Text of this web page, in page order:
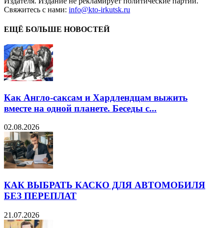
Свяжитесь с нами: info@kto-irkutsk.ru
ЕЩЁ БОЛЬШЕ НОВОСТЕЙ
Как Англо-саксам и Хардлендцам выжить
вместе на одной планете. Беседы с...
02.08.2026
КАК ВЫБРАТЬ КАСКО ДЛЯ АВТОМОБИЛЯ
БЕЗ ПЕРЕПЛАТ
21.07.2026